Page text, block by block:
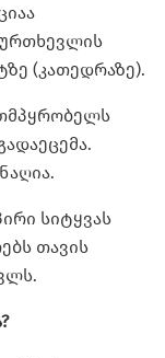
(კათედრაზე).
სიტყვას
თავის